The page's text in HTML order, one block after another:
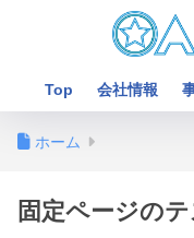
Top 会社情報
ホーム
固定ページの